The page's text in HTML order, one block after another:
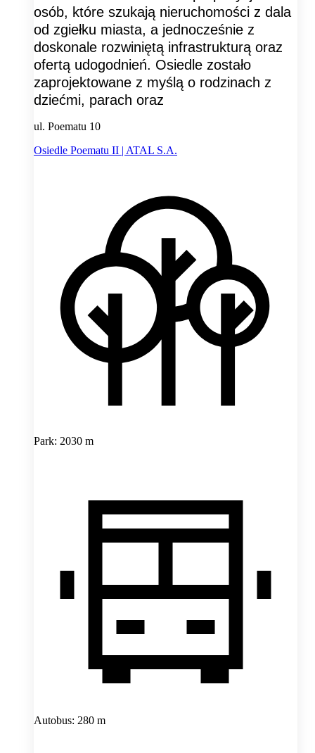
osób, które szukają nieruchomości z dala
od zgiełku miasta, a jednocześnie z
doskonale rozwiniętą infrastrukturą oraz
ofertą udogodnień. Osiedle zostało
zaprojektowane z myślą o rodzinach z
dziećmi, parach oraz
ul. Poematu 10
Osiedle Poematu II | ATAL S.A.
Park: 2030 m
Autobus: 280 m